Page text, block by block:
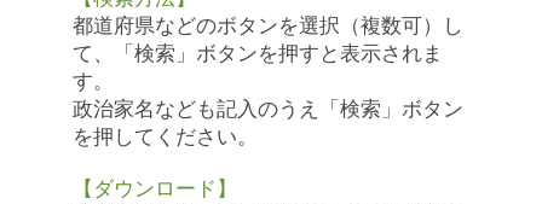
都道府県などのボタンを選択（複数可）し
て、「検索」ボタンを押すと表示されま
す。
政治家名なども記入のうえ「検索」ボタン
を押してください。
【ダウンロード】